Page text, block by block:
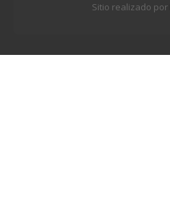
Sitio realizado por